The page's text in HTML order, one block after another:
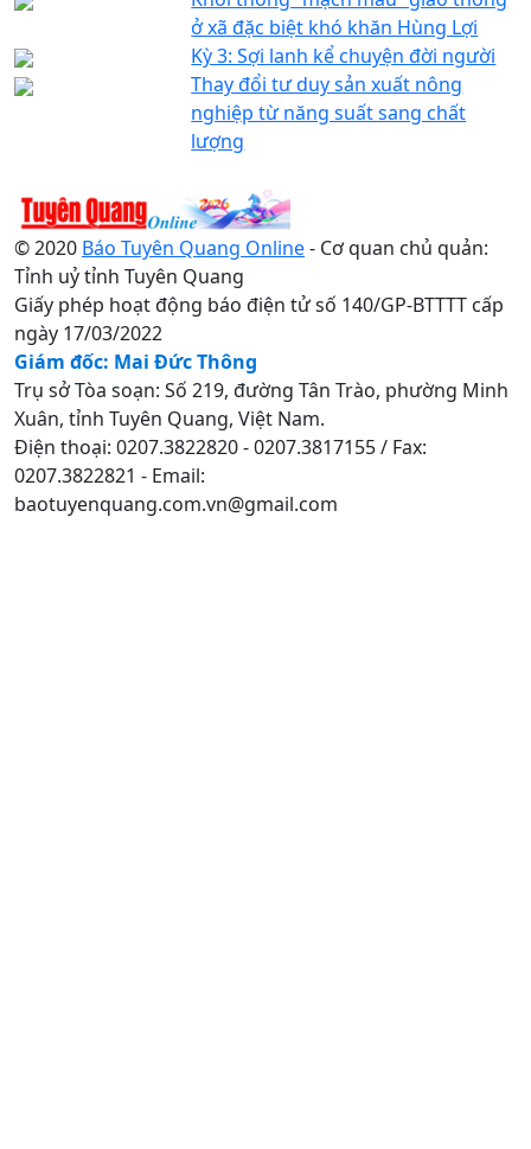
ở xã đặc biệt khó khăn Hùng Lợi
Kỳ 3: Sợi lanh kể chuyện đời người
Thay đổi tư duy sản xuất nông
nghiệp từ năng suất sang chất
lượng
© 2020 Báo Tuyên Quang Online- Cơ quan chủ quản:
Tỉnh uỷ tỉnh Tuyên Quang
Giấy phép hoạt động báo điện tử số 140/GP-BTTTT cấp
ngày 17/03/2022
Giám đốc: Mai Đức Thông
Trụ sở Tòa soạn: Số 219, đường Tân Trào, phường Minh
Xuân, tỉnh Tuyên Quang, Việt Nam.
Điện thoại: 0207.3822820 - 0207.3817155 / Fax:
0207.3822821 - Email:
baotuyenquang.com.vn@gmail.com